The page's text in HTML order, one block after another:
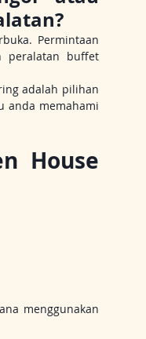
Permintaan
peralatan buffet
adalah pilihan
anda memahami
House
menggunakan